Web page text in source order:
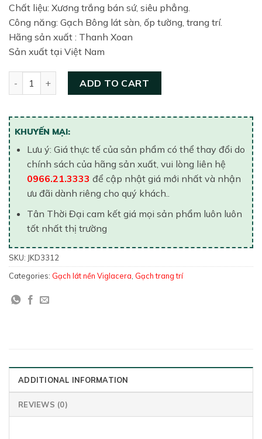
Chất liệu: Xương trắng bán sứ, siêu phẳng.
Công năng: Gạch Bông lát sàn, ốp tường, trang trí.
Hãng sản xuất : Thanh Xoan
Sản xuất tại Việt Nam
ADD TO CART
KHUYẾN MẠI:
Lưu ý: Giá thực tế của sản phẩm có thể thay đổi do
chính sách của hãng sản xuất, vui lòng liên hệ
0966.21.3333 để cập nhật giá mới nhất và nhận
ưu đãi dành riêng cho quý khách..
Tân Thời Đại cam kết giá mọi sản phẩm luôn luôn
tốt nhất thị trường
SKU: JKD3312
Categories: Gạch lát nền Viglacera, Gạch trang trí
ADDITIONAL INFORMATION
REVIEWS (0)